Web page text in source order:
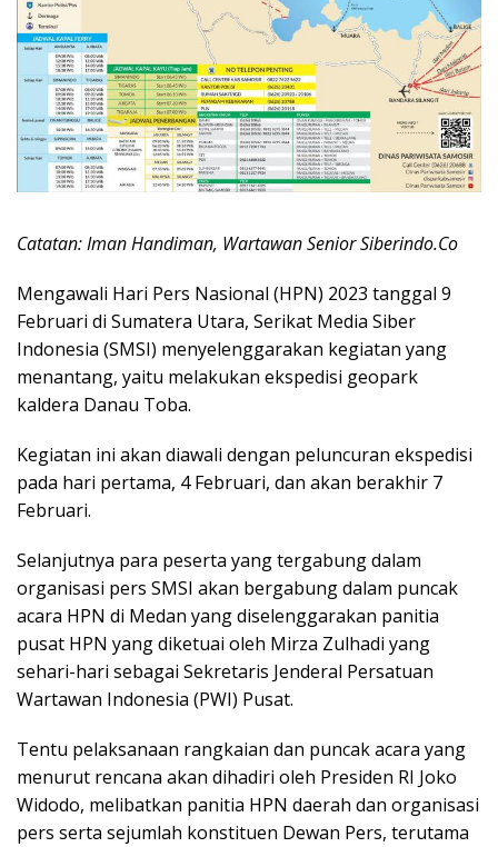
Catatan: Iman Handiman, Wartawan Senior Siberindo.Co
Mengawali Hari Pers Nasional (HPN) 2023 tanggal 9
Februari di Sumatera Utara, Serikat Media Siber
Indonesia (SMSI) menyelenggarakan kegiatan yang
menantang, yaitu melakukan ekspedisi geopark
kaldera Danau Toba.
Kegiatan ini akan diawali dengan peluncuran ekspedisi
pada hari pertama, 4 Februari, dan akan berakhir 7
Februari.
Selanjutnya para peserta yang tergabung dalam
organisasi pers SMSI akan bergabung dalam puncak
acara HPN di Medan yang diselenggarakan panitia
pusat HPN yang diketuai oleh Mirza Zulhadi yang
sehari-hari sebagai Sekretaris Jenderal Persatuan
Wartawan Indonesia (PWI) Pusat.
Tentu pelaksanaan rangkaian dan puncak acara yang
menurut rencana akan dihadiri oleh Presiden RI Joko
Widodo, melibatkan panitia HPN daerah dan organisasi
pers serta sejumlah konstituen Dewan Pers, terutama